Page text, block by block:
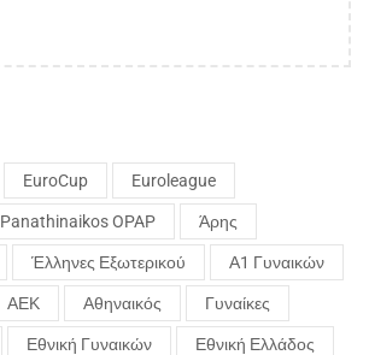
EuroCup Euroleague
Panathinaikos OPAP Άρης
Έλληνες Εξωτερικού Α1 Γυναικών
ΑΕΚ Αθηναικός Γυναίκες
Εθνική Γυναικών Εθνική Ελλάδος